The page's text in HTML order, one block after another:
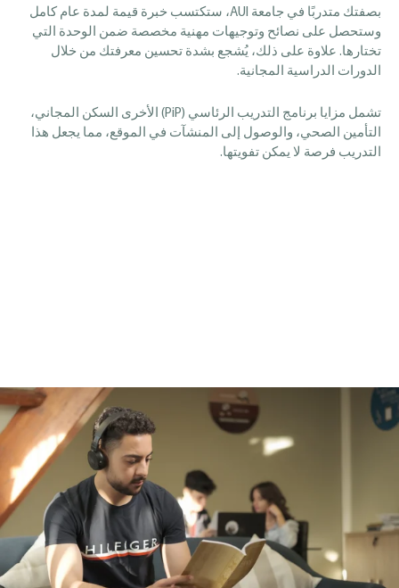
بصفتك متدربًا في جامعة AUI، ستكتسب خبرة قيمة لمدة عام كامل
وستحصل على نصائح وتوجيهات مهنية مخصصة ضمن الوحدة التي
تختارها. علاوة على ذلك، يُشجع بشدة تحسين معرفتك من خلال
الدورات الدراسية المجانية.
تشمل مزايا برنامج التدريب الرئاسي (PiP) الأخرى السكن المجاني،
التأمين الصحي، والوصول إلى المنشآت في الموقع، مما يجعل هذا
التدريب فرصة لا يمكن تفويتها.